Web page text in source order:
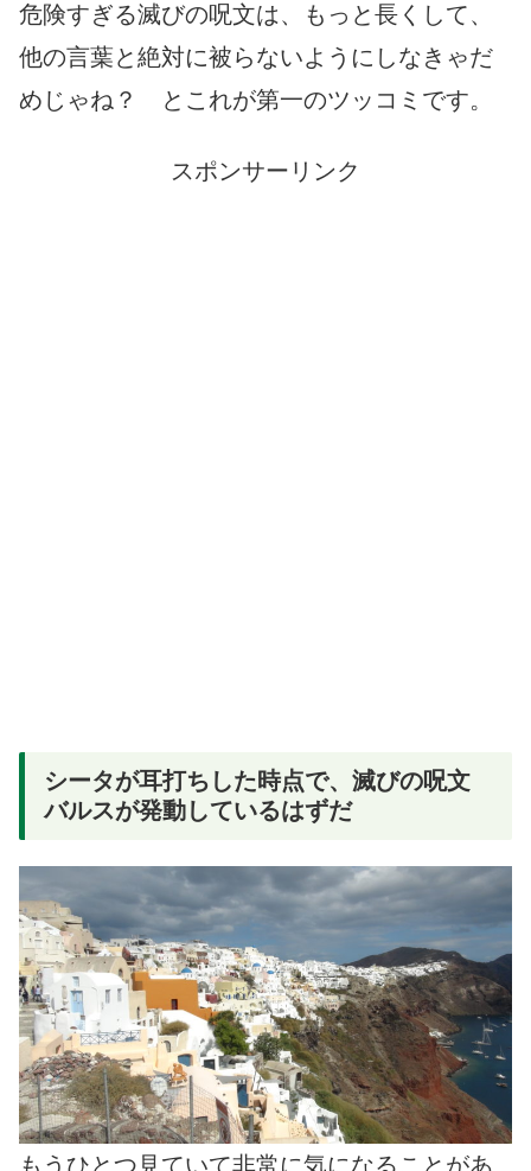
危険すぎる滅びの呪文は、もっと長くして、
他の言葉と絶対に被らないようにしなきゃだ
めじゃね？ とこれが第一のツッコミです。
スポンサーリンク
シータが耳打ちした時点で、滅びの呪文
バルスが発動しているはずだ
もうひとつ見ていて非常に気になることがあ